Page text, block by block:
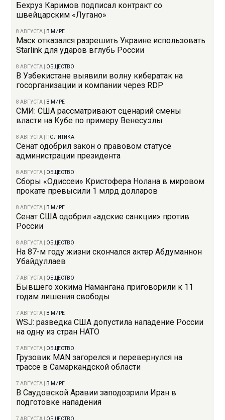
Бехруз Каримов подписал контракт со
швейцарским «Лугано»
8 АВГУСТА В МИРЕ
Маск отказался разрешить Украине использовать
Starlink для ударов вглубь России
8 АВГУСТА ОБЩЕСТВО
В Узбекистане выявили волну кибератак на
госорганизации и компании через RDP
8 АВГУСТА В МИРЕ
СМИ: США рассматривают сценарий смены
власти на Кубе по примеру Венесуэлы
8 АВГУСТА ПОЛИТИКА
Сенат одобрил закон о правовом статусе
администрации президента
8 АВГУСТА ОБЩЕСТВО
Сборы «Одиссеи» Кристофера Нолана в мировом
прокате превысили 1 млрд долларов
8 АВГУСТА В МИРЕ
Сенат США одобрил «адские санкции» против
России
8 АВГУСТА ОБЩЕСТВО
На 87-м году жизни скончался актер Абдуманнон
Убайдуллаев
7 АВГУСТА ОБЩЕСТВО
Бывшего хокима Намангана приговорили к 11
годам лишения свободы
7 АВГУСТА В МИРЕ
WSJ: разведка США допустила нападение России
на одну из стран НАТО
7 АВГУСТА ОБЩЕСТВО
Грузовик MAN загорелся и перевернулся на
трассе в Самаркандской области
7 АВГУСТА В МИРЕ
В Саудовской Аравии заподозрили Иран в
подготовке нападения
7 АВГУСТА ОБЩЕСТВО